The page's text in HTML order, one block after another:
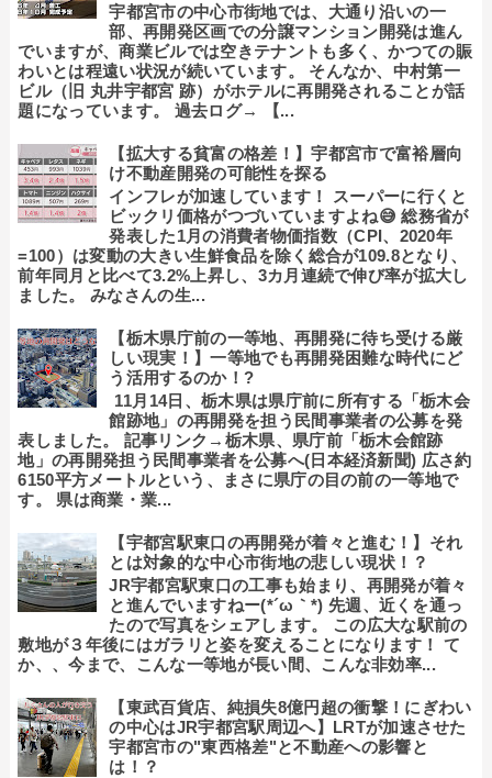
宇都宮市の中心市街地では、大通り沿いの一
部、再開発区画での分譲マンション開発は進ん
でいますが、商業ビルでは空きテナントも多く、かつての賑
わいとは程遠い状況が続いています。 そんなか、中村第一
ビル（旧 丸井宇都宮 跡）がホテルに再開発されることが話
題になっています。 過去ログ→ 【...
【拡大する貧富の格差！】宇都宮市で富裕層向
け不動産開発の可能性を探る
インフレが加速しています！ スーパーに行くと
ビックリ価格がつづいていますよね😅 総務省が
発表した1月の消費者物価指数（CPI、2020年
=100）は変動の大きい生鮮食品を除く総合が109.8となり、
前年同月と比べて3.2%上昇し、3カ月連続で伸び率が拡大し
ました。 みなさんの生...
【栃木県庁前の一等地、再開発に待ち受ける厳
しい現実！】一等地でも再開発困難な時代にど
う活用するのか！?
11月14日、栃木県は県庁前に所有する「栃木会
館跡地」の再開発を担う民間事業者の公募を発
表しました。 記事リンク→栃木県、県庁前「栃木会館跡
地」の再開発担う民間事業者を公募へ(日本経済新聞) 広さ約
6150平方メートルという、まさに県庁の目の前の一等地で
す。 県は商業・業...
【宇都宮駅東口の再開発が着々と進む！】それ
とは対象的な中心市街地の悲しい現状！？
JR宇都宮駅東口の工事も始まり、再開発が着々
と進んでいますねー(*´ω｀*) 先週、近くを通っ
たので写真をシェアします。 この広大な駅前の
敷地が３年後にはガラリと姿を変えることになります！ て
か、、今まで、こんな一等地が長い間、こんな非効率...
【東武百貨店、純損失8億円超の衝撃！にぎわい
の中心はJR宇都宮駅周辺へ】LRTが加速させた
宇都宮市の"東西格差"と不動産への影響と
は！？